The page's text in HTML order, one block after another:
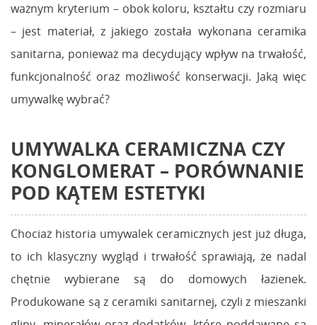
ważnym kryterium – obok koloru, kształtu czy rozmiaru
– jest materiał, z jakiego została wykonana ceramika
sanitarna, ponieważ ma decydujący wpływ na trwałość,
funkcjonalność oraz możliwość konserwacji. Jaką więc
umywalkę wybrać?
UMYWALKA CERAMICZNA CZY
KONGLOMERAT – PORÓWNANIE
POD KĄTEM ESTETYKI
Chociaż historia umywalek ceramicznych jest już długa,
to ich klasyczny wygląd i trwałość sprawiają, że nadal
chętnie wybierane są do domowych łazienek.
Produkowane są z ceramiki sanitarnej, czyli z mieszanki